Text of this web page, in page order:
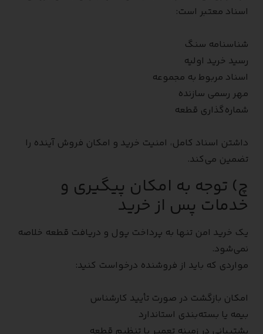
اسناد معتبر است:
شناسنامه سنگ
رسید خرید اولیه
اسناد مربوط به مجموعه
مهر رسمی سازنده
شماره‌گذاری قطعه
داشتن اسناد کامل، امنیت خرید و امکان فروش آینده را
تضمین می‌کند.
چ) توجه به امکان پیگیری و
خدمات پس از خرید
یک خرید امن تنها به پرداخت پول و دریافت قطعه خلاصه
نمی‌شود.
مواردی که باید از فروشنده درخواست کنید:
امکان بازگشت در صورت تأیید کارشناس
بیمه یا بسته‌بندی استاندارد